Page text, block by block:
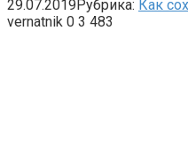
29.07.2019Рубрика: Как
vernatnik 0 3 483